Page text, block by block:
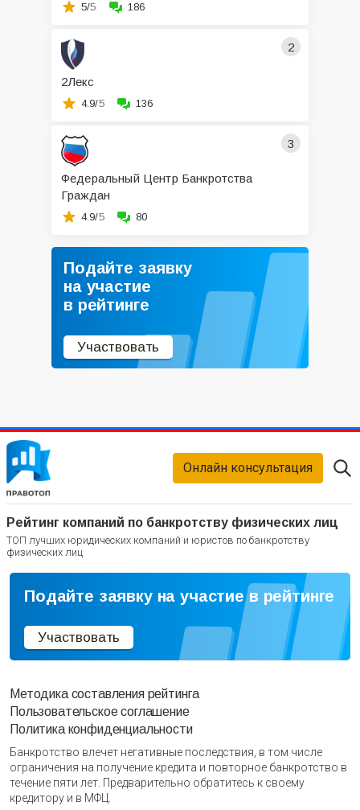
5/5 186
2
2Лекс
4.9/5 136
3
Федеральный Центр Банкротства
Граждан
4.9/5 80
Подайте заявку
на участие
в рейтинге
Участвовать
Рейтинг компаний по банкротству физических лиц
ТОП лучших юридических компаний и юристов по банкротству
физических лиц
Онлайн консультация
Подайте заявку на участие в рейтинге
Участвовать
Методика составления рейтинга
Пользовательское соглашение
Политика конфиденциальности
Банкротство влечет негативные последствия, в том числе
ограничения на получение кредита и повторное банкротство в
течение пяти лет. Предварительно обратитесь к своему
кредитору и в МФЦ.